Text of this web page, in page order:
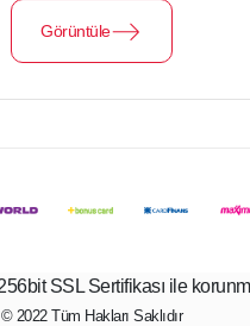
Görüntüle
SSL Sertifikası ile
© 2022Tüm Hakları Saklıdır